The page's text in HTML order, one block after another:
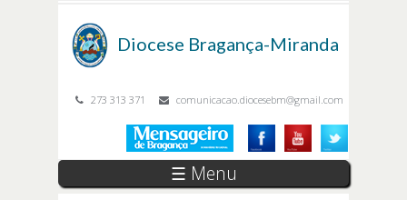
Diocese Bragança-Miranda
273 313 371 comunicacao.diocesebm@gmail.com
☰ Menu